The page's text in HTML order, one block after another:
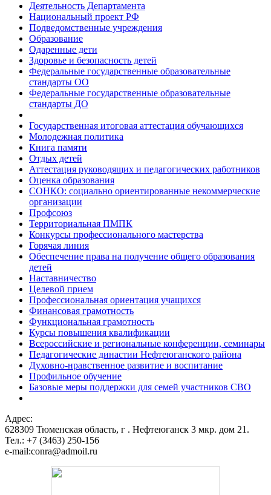
Деятельность Департамента
Национальный проект РФ
Подведомственные учреждения
Образование
Одаренные дети
Здоровье и безопасность детей
Федеральные государственные образовательные
стандарты ОО
Федеральные государственные образовательные
стандарты ДО
Государственная итоговая аттестация обучающихся
Молодежная политика
Книга памяти
Отдых детей
Аттестация руководящих и педагогических работников
Оценка образования
СОНКО: социально ориентированные некоммерческие
организации
Профсоюз
Территориальная ПМПК
Конкурсы профессионального мастерства
Горячая линия
Обеспечение права на получение общего образования
детей
Наставничество
Целевой прием
Профессиональная ориентация учащихся
Финансовая грамотность
Функциональная грамотность
Курсы повышения квалификации
Всероссийские и региональные конференции, семинары
Педагогические династии Нефтеюганского района
Духовно-нравственное развитие и воспитание
Профильное обучение
Базовые меры поддержки для семей участников СВО
Адрес:
628309 Тюменская область, г . Нефтеюганск 3 мкр. дом 21.
Тел.: +7 (3463) 250-156
e-mail:conra@admoil.ru